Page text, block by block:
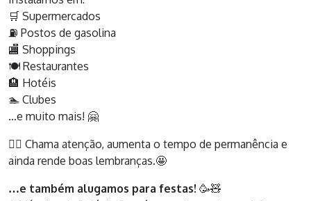
🛒 Supermercados
⛽ Postos de gasolina
🏬 Shoppings
🍽️ Restaurantes
🏨 Hotéis
🏊 Clubes
…e muito mais! 🤗
👉🏻 Chama atenção, aumenta o tempo de permanência e
ainda rende boas lembranças.🤩
…e também alugamos para festas! 🥳🧸